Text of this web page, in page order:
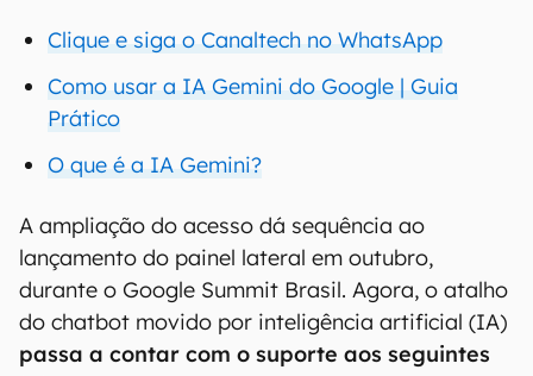
Clique e siga o Canaltech no WhatsApp
Como usar a IA Gemini do Google | Guia
Prático
O que é a IA Gemini?
A ampliação do acesso dá sequência ao
lançamento do painel lateral em outubro,
durante o Google Summit Brasil. Agora, o atalho
do chatbot movido por inteligência artificial (IA)
passa a contar com o suporte aos seguintes